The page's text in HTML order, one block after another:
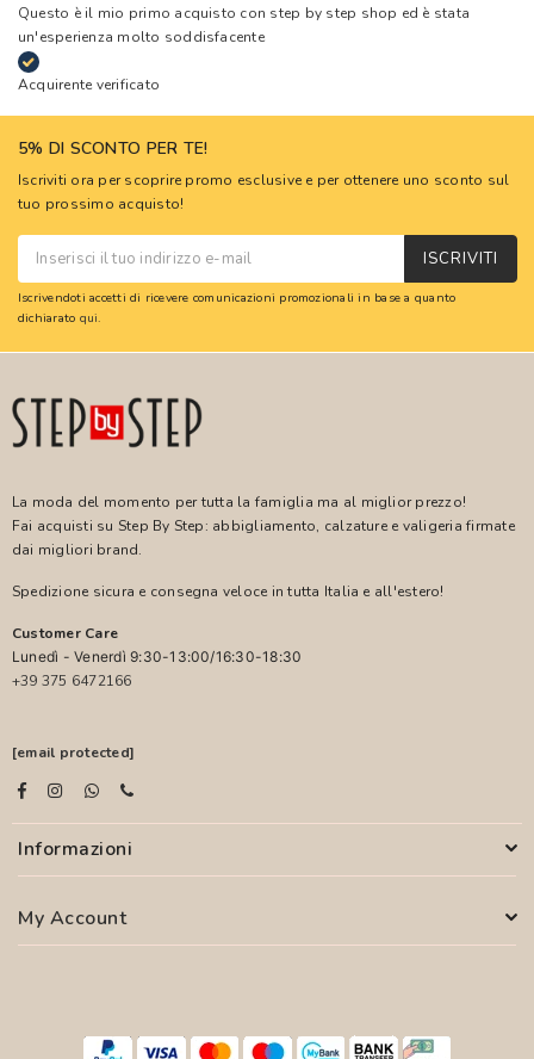
Questo è il mio primo acquisto con step by step shop ed è stata
un'esperienza molto soddisfacente
Acquirente verificato
5% DI SCONTO PER TE!
Iscriviti ora per scoprire promo esclusive e per ottenere uno sconto sul
tuo prossimo acquisto!
ISCRIVITI
Iscrivendoti accetti di ricevere comunicazioni promozionali in base a quanto
dichiarato qui.
La moda del momento per tutta la famiglia ma al miglior prezzo!
Fai acquisti su Step By Step: abbigliamento, calzature e valigeria firmate
dai migliori brand.
Spedizione sicura e consegna veloce in tutta Italia e all'estero!
Customer Care
Lunedì - Venerdì 9:30-13:00/16:30-18:30
+39 375 6472166
[email protected]
Informazioni
My Account